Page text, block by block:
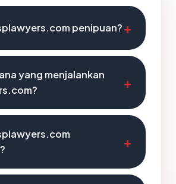
penipuan?
yang menjalankan